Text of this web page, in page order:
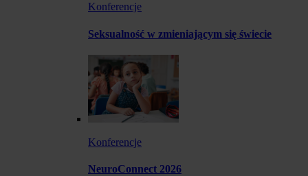
Konferencje
Seksualność w zmieniającym się świecie
Konferencje
NeuroConnect 2026